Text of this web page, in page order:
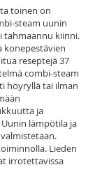
toinen on
steam uunin
tahmaannu kiinni.
konepestävien
reseptejä 37
combi-steam
höyryllä tai ilman
ja
lämpötila ja
Lieden
irrotettavissa